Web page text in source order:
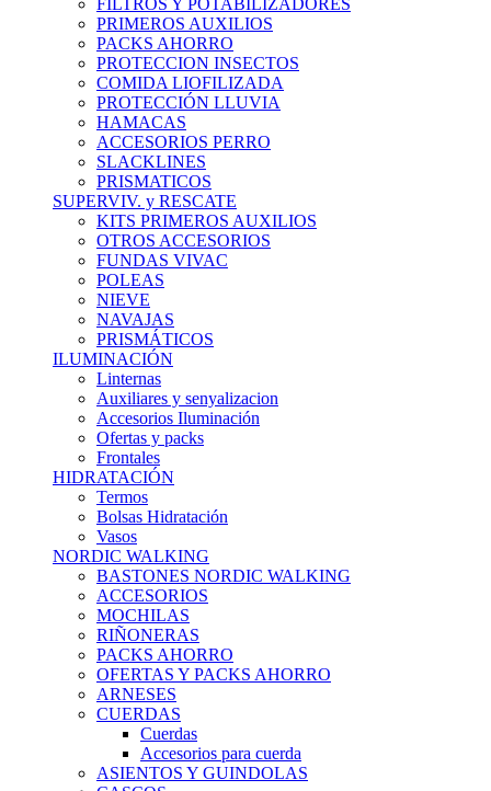
FILTROS Y POTABILIZADORES
PRIMEROS AUXILIOS
PACKS AHORRO
PROTECCION INSECTOS
COMIDA LIOFILIZADA
PROTECCIÓN LLUVIA
HAMACAS
ACCESORIOS PERRO
SLACKLINES
PRISMATICOS
SUPERVIV. y RESCATE
KITS PRIMEROS AUXILIOS
OTROS ACCESORIOS
FUNDAS VIVAC
POLEAS
NIEVE
NAVAJAS
PRISMÁTICOS
ILUMINACIÓN
Linternas
Auxiliares y senyalizacion
Accesorios Iluminación
Ofertas y packs
Frontales
HIDRATACIÓN
Termos
Bolsas Hidratación
Vasos
NORDIC WALKING
BASTONES NORDIC WALKING
ACCESORIOS
MOCHILAS
RIÑONERAS
PACKS AHORRO
OFERTAS Y PACKS AHORRO
ARNESES
CUERDAS
Cuerdas
Accesorios para cuerda
ASIENTOS Y GUINDOLAS